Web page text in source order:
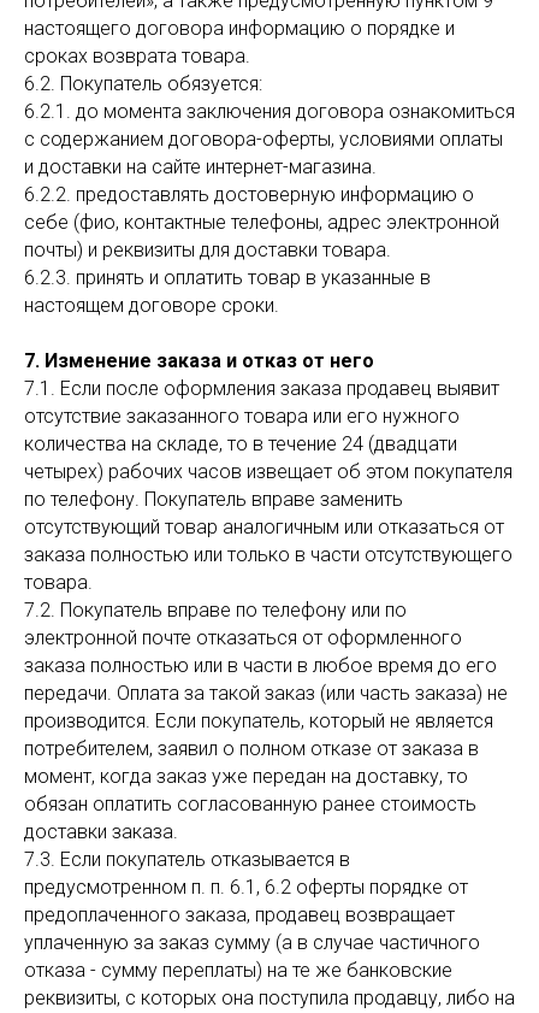
Подобрать кофе
Как подобрать кофе?
настоящего договора информацию о порядке и
сроках возврата товара.
6.2. Покупатель обязуется:
6.2.1. до момента заключения договора ознакомиться
с содержанием договора-оферты, условиями оплаты
и доставки на сайте интернет-магазина.
6.2.2. предоставлять достоверную информацию о
себе (фио, контактные телефоны, адрес электронной
почты) и реквизиты для доставки товара.
6.2.3. принять и оплатить товар в указанные в
настоящем договоре сроки.
7. Изменение заказа и отказ от него
7.1. Если после оформления заказа продавец выявит
отсутствие заказанного товара или его нужного
количества на складе, то в течение 24 (двадцати
четырех) рабочих часов извещает об этом покупателя
по телефону. Покупатель вправе заменить
отсутствующий товар аналогичным или отказаться от
заказа полностью или только в части отсутствующего
товара.
7.2. Покупатель вправе по телефону или по
электронной почте отказаться от оформленного
заказа полностью или в части в любое время до его
передачи. Оплата за такой заказ (или часть заказа) не
производится. Если покупатель, который не является
потребителем, заявил о полном отказе от заказа в
момент, когда заказ уже передан на доставку, то
обязан оплатить согласованную ранее стоимость
доставки заказа.
7.3. Если покупатель отказывается в
предусмотренном п. п. 6.1, 6.2 оферты порядке от
предоплаченного заказа, продавец возвращает
уплаченную за заказ сумму (а в случае частичного
отказа - сумму переплаты) на те же банковские
реквизиты, с которых она поступила продавцу, либо на
Категории Меню
+7 (930) 225-01-61
Кофе
Аксессуары
Сорт недели
Доставка и оплата
Обратный звонок
shop@frumentum.ru
ИП Пучков Кирилл
Дмитриевич
ИНН: 333411794401
ОГРНИП: 313333419200036
политика конфиденциальности
Как выбрать кофе?
Для оптовых клиентов